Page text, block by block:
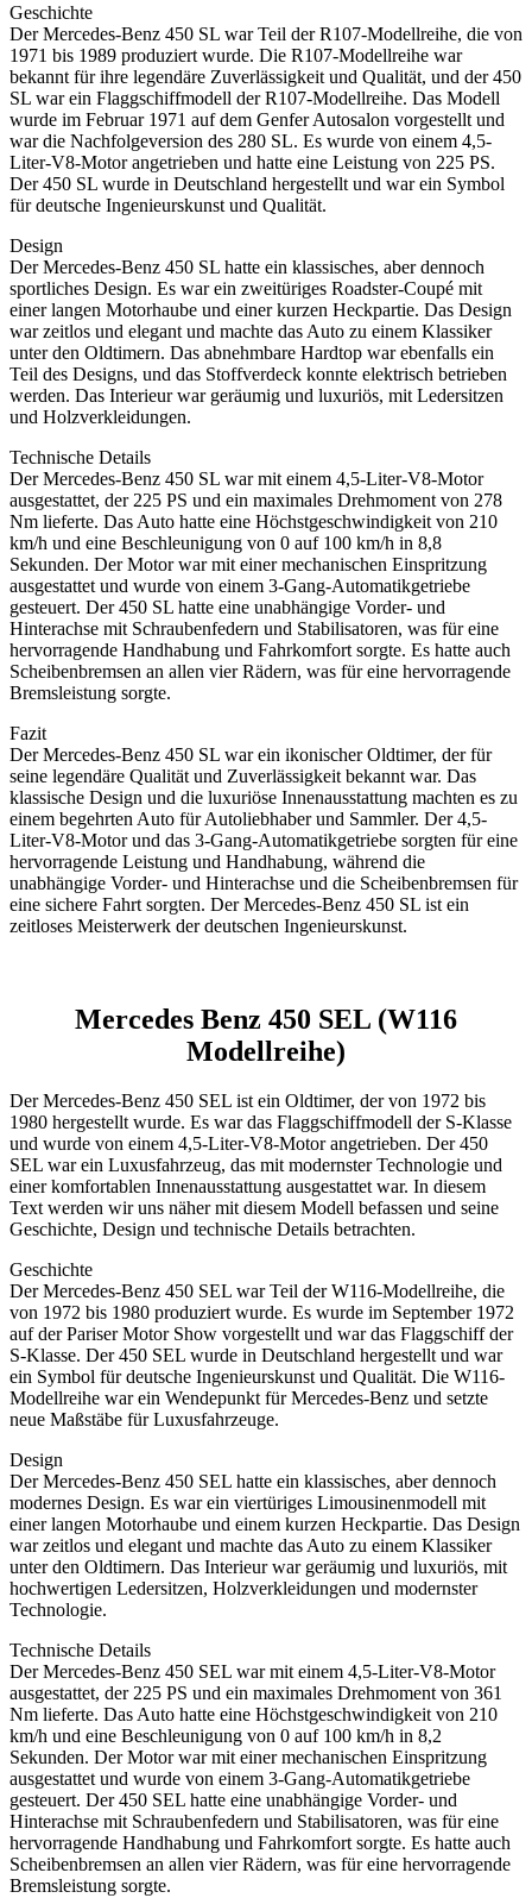
Geschichte
Der Mercedes-Benz 450 SL war Teil der R107-Modellreihe, die von
1971 bis 1989 produziert wurde. Die R107-Modellreihe war
bekannt für ihre legendäre Zuverlässigkeit und Qualität, und der 450
SL war ein Flaggschiffmodell der R107-Modellreihe. Das Modell
wurde im Februar 1971 auf dem Genfer Autosalon vorgestellt und
war die Nachfolgeversion des 280 SL. Es wurde von einem 4,5-
Liter-V8-Motor angetrieben und hatte eine Leistung von 225 PS.
Der 450 SL wurde in Deutschland hergestellt und war ein Symbol
für deutsche Ingenieurskunst und Qualität.
Design
Der Mercedes-Benz 450 SL hatte ein klassisches, aber dennoch
sportliches Design. Es war ein zweitüriges Roadster-Coupé mit
einer langen Motorhaube und einer kurzen Heckpartie. Das Design
war zeitlos und elegant und machte das Auto zu einem Klassiker
unter den Oldtimern. Das abnehmbare Hardtop war ebenfalls ein
Teil des Designs, und das Stoffverdeck konnte elektrisch betrieben
werden. Das Interieur war geräumig und luxuriös, mit Ledersitzen
und Holzverkleidungen.
Technische Details
Der Mercedes-Benz 450 SL war mit einem 4,5-Liter-V8-Motor
ausgestattet, der 225 PS und ein maximales Drehmoment von 278
Nm lieferte. Das Auto hatte eine Höchstgeschwindigkeit von 210
km/h und eine Beschleunigung von 0 auf 100 km/h in 8,8
Sekunden. Der Motor war mit einer mechanischen Einspritzung
ausgestattet und wurde von einem 3-Gang-Automatikgetriebe
gesteuert. Der 450 SL hatte eine unabhängige Vorder- und
Hinterachse mit Schraubenfedern und Stabilisatoren, was für eine
hervorragende Handhabung und Fahrkomfort sorgte. Es hatte auch
Scheibenbremsen an allen vier Rädern, was für eine hervorragende
Bremsleistung sorgte.
Fazit
Der Mercedes-Benz 450 SL war ein ikonischer Oldtimer, der für
seine legendäre Qualität und Zuverlässigkeit bekannt war. Das
klassische Design und die luxuriöse Innenausstattung machten es zu
einem begehrten Auto für Autoliebhaber und Sammler. Der 4,5-
Liter-V8-Motor und das 3-Gang-Automatikgetriebe sorgten für eine
hervorragende Leistung und Handhabung, während die
unabhängige Vorder- und Hinterachse und die Scheibenbremsen für
eine sichere Fahrt sorgten. Der Mercedes-Benz 450 SL ist ein
zeitloses Meisterwerk der deutschen Ingenieurskunst.
Mercedes Benz 450 SEL (W116
Modellreihe)
Der Mercedes-Benz 450 SEL ist ein Oldtimer, der von 1972 bis
1980 hergestellt wurde. Es war das Flaggschiffmodell der S-Klasse
und wurde von einem 4,5-Liter-V8-Motor angetrieben. Der 450
SEL war ein Luxusfahrzeug, das mit modernster Technologie und
einer komfortablen Innenausstattung ausgestattet war. In diesem
Text werden wir uns näher mit diesem Modell befassen und seine
Geschichte, Design und technische Details betrachten.
Geschichte
Der Mercedes-Benz 450 SEL war Teil der W116-Modellreihe, die
von 1972 bis 1980 produziert wurde. Es wurde im September 1972
auf der Pariser Motor Show vorgestellt und war das Flaggschiff der
S-Klasse. Der 450 SEL wurde in Deutschland hergestellt und war
ein Symbol für deutsche Ingenieurskunst und Qualität. Die W116-
Modellreihe war ein Wendepunkt für Mercedes-Benz und setzte
neue Maßstäbe für Luxusfahrzeuge.
Design
Der Mercedes-Benz 450 SEL hatte ein klassisches, aber dennoch
modernes Design. Es war ein viertüriges Limousinenmodell mit
einer langen Motorhaube und einem kurzen Heckpartie. Das Design
war zeitlos und elegant und machte das Auto zu einem Klassiker
unter den Oldtimern. Das Interieur war geräumig und luxuriös, mit
hochwertigen Ledersitzen, Holzverkleidungen und modernster
Technologie.
Technische Details
Der Mercedes-Benz 450 SEL war mit einem 4,5-Liter-V8-Motor
ausgestattet, der 225 PS und ein maximales Drehmoment von 361
Nm lieferte. Das Auto hatte eine Höchstgeschwindigkeit von 210
km/h und eine Beschleunigung von 0 auf 100 km/h in 8,2
Sekunden. Der Motor war mit einer mechanischen Einspritzung
ausgestattet und wurde von einem 3-Gang-Automatikgetriebe
gesteuert. Der 450 SEL hatte eine unabhängige Vorder- und
Hinterachse mit Schraubenfedern und Stabilisatoren, was für eine
hervorragende Handhabung und Fahrkomfort sorgte. Es hatte auch
Scheibenbremsen an allen vier Rädern, was für eine hervorragende
Bremsleistung sorgte.